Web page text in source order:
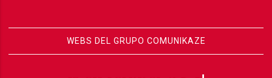
WEBS DEL GRUPO COMUNIKAZE